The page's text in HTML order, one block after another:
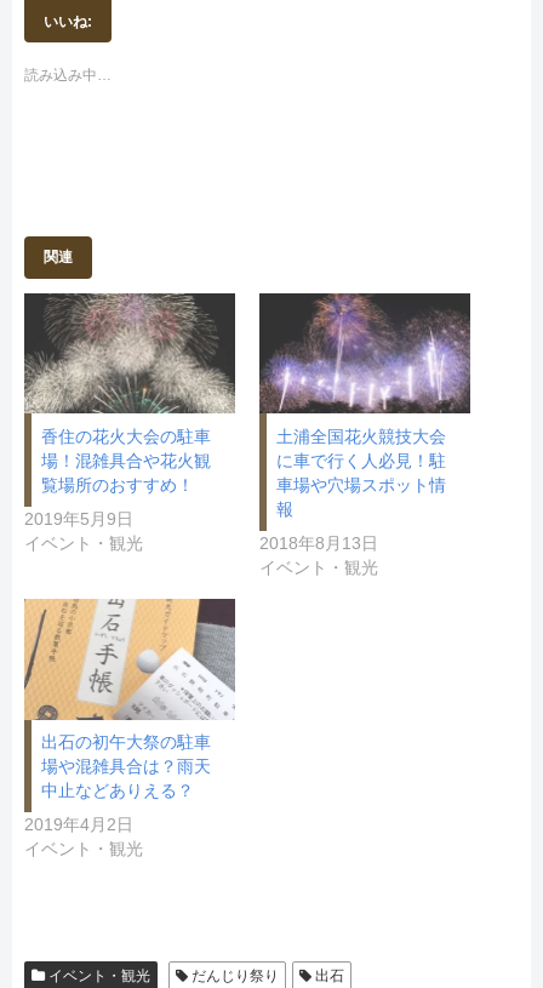
w
i
t
e
ン
ド
ウ
で
開
き
ま
す
)
(
新
し
い
ウ
ィ
ン
ド
ウ
で
開
き
ま
す
いいね:
読み込み中…
関連
香住の花火大会の駐車
場！混雑具合や花火観
覧場所のおすすめ！
2019年5月9日
イベント・観光
土浦全国花火競技大会
に車で行く人必見！駐
車場や穴場スポット情
報
2018年8月13日
イベント・観光
出石の初午大祭の駐車
場や混雑具合は？雨天
中止などありえる？
2019年4月2日
イベント・観光
イベント・観光 だんじり祭り 出石